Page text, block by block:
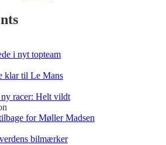
i nyt topteam
klar til Le Mans
ny racer: Helt vildt
for Møller Madsen
bilmærker